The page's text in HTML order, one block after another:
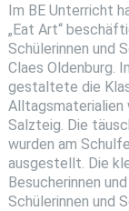
Im BE Unterricht
„Eat Art“
Schülerinnen und
Claes Oldenburg.
gestaltete die
Alltagsmaterialien
Salzteig. Die
wurden am
ausgestellt. Die
Besucherinnen
Schülerinnen und